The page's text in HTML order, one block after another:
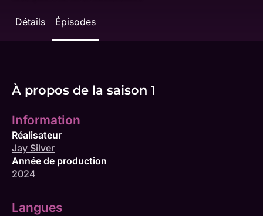
Détails Épisodes
À propos de la saison 1
Information
Réalisateur
Jay Silver
Année de production
2024
Langues